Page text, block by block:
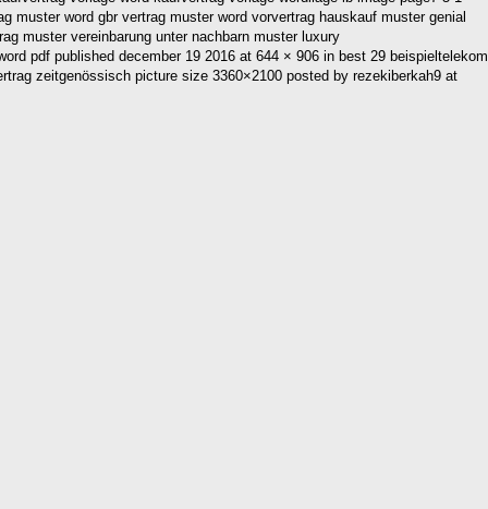
muster word gbr vertrag muster word vorvertrag hauskauf muster genial
muster vereinbarung unter nachbarn muster luxury
pdf published december 19 2016 at 644 × 906 in best 29 beispieltelekom
zeitgenössisch picture size 3360×2100 posted by rezekiberkah9 at